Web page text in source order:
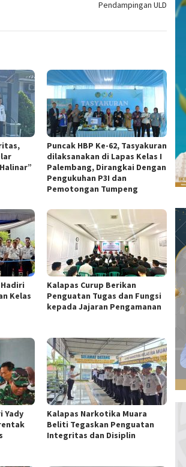
Pendampingan ULD
Puncak HBP Ke-62, Tasyakuran
dilaksanakan di Lapas Kelas I
Palembang, Dirangkai Dengan
Pengukuhan P3I dan
Pemotongan Tumpeng
Kelas
Kalapas Curup Berikan
Penguatan Tugas dan Fungsi
kepada Jajaran Pengamanan
Yady
Kalapas Narkotika Muara
Beliti Tegaskan Penguatan
Integritas dan Disiplin